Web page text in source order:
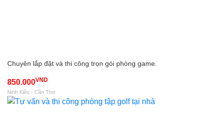
Chuyên lắp đặt và thi công trọn gói phòng game.
850.000VND
Ninh Kiều - Cần Thơ